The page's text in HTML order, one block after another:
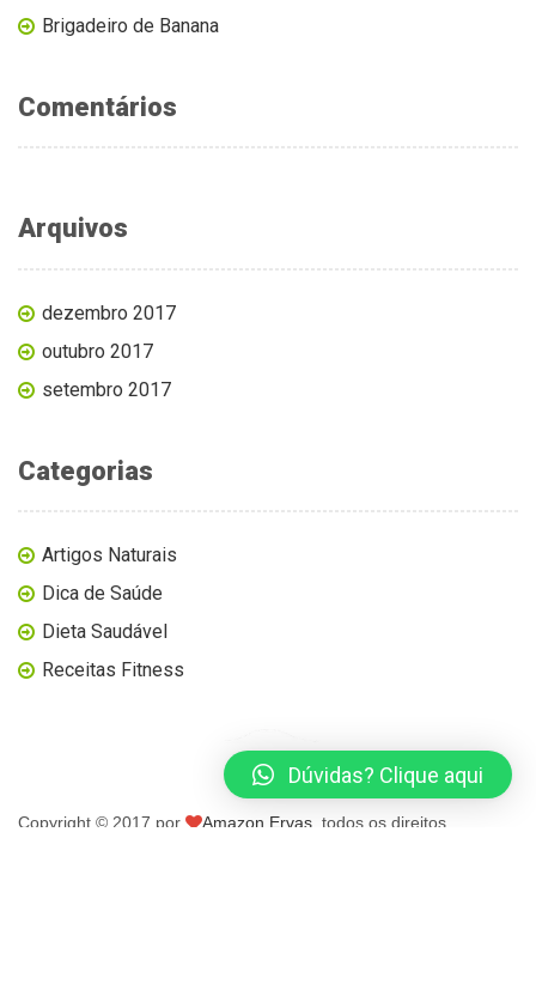
Brigadeiro de Banana
Comentários
Arquivos
dezembro 2017
outubro 2017
setembro 2017
Categorias
Artigos Naturais
Dica de Saúde
Dieta Saudável
Receitas Fitness
Copyright © 2017 por Amazon Ervas , todos os direitos
Dúvidas? Clique aqui